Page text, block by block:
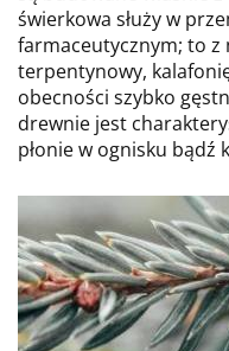
świerkowa służy w
farmaceutycznym; to z
terpentynowy,
obecności szybko
drewnie jest
płonie w ognisku bądź